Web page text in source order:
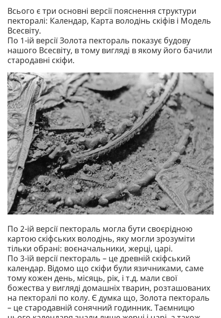
Всього є три основні версії пояснення структури
пекторалі: Календар, Карта володінь скіфів і Модель
Всесвіту.
По 1-ій версії Золота пектораль показує будову
нашого Всесвіту, в тому вигляді в якому його бачили
стародавні скіфи.
По 2-ій версії пектораль могла бути своєрідною
картою скіфських володінь, яку могли зрозуміти
тільки обрані: воєначальники, жерці, царі.
По 3-їй версії пектораль – це древній скіфський
календар. Відомо що скіфи були язичниками, саме
тому кожен день, місяць, рік, і т.д. мали свої
божества у вигляді домашніх тварин, розташованих
на пекторалі по колу. Є думка що, Золота пектораль
– це стародавній сонячний годинник. Таємницю